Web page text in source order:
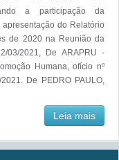
a participação da
apresentação do Relatório
de 2020 na Reunião da
03/2021, De ARAPRU -
Humana, ofício nº
De PEDRO PAULO,
Leia mais